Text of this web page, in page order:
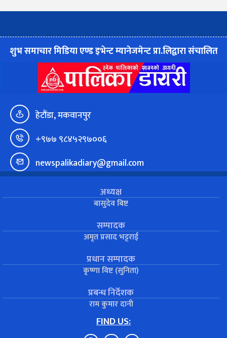
शुभ समाचार मिडिया एण्ड इभेन्ट म्यानेजमेन्ट प्रा.लिद्वारा संचालित
हेटौंडा, मकवानपुर
+९७७ ९८४५२९७००६
newspalikadiary@gmail.com
अध्यक्ष
बासुदेव बिष्ट
सम्पादक
अमृत प्रसाद भट्टराई
प्रधान सम्पादक
कृष्णा विष्ट (सुनिता)
प्रबन्ध निर्देशक
राम कुमार दानी
FIND US: